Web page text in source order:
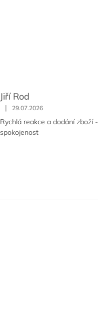
Jiří Rod
| 29.07.2026
Rychlá reakce a dodání zboží -
spokojenost